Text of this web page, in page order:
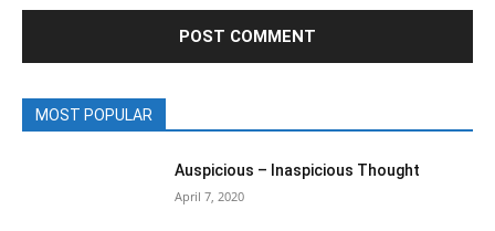
MOST POPULAR
Auspicious – Inaspicious Thought
April 7, 2020